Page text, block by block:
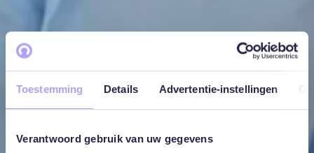
Toestemming Details Advertentie-instellingen
Verantwoord gebruik van uw gegevens